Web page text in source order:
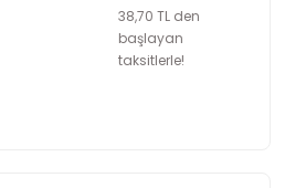
38,70 TL den
başlayan
taksitlerle!